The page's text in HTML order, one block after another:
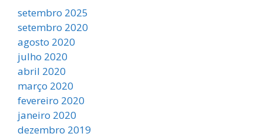
setembro 2025
setembro 2020
agosto 2020
julho 2020
abril 2020
março 2020
fevereiro 2020
janeiro 2020
dezembro 2019